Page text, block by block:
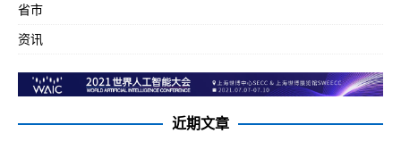
省市
资讯
近期文章